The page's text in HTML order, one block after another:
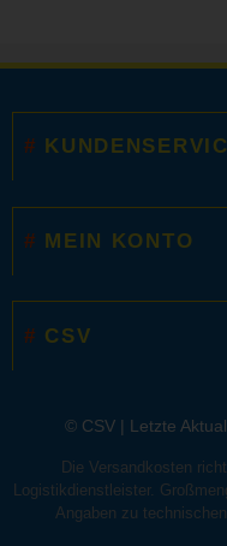
MEIN KONTO
CSV
© CSV | Letzte
Die Versandkosten
Logistikdienstleister.
Angaben zu